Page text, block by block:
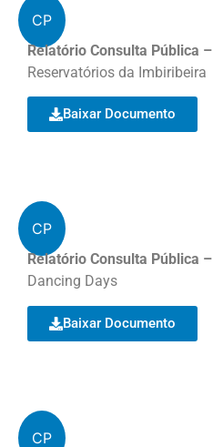
CP
Relatório Consulta Pública –
Reservatórios da Imbiribeira
Baixar Documento
CP
Relatório Consulta Pública –
Dancing Days
Baixar Documento
CP